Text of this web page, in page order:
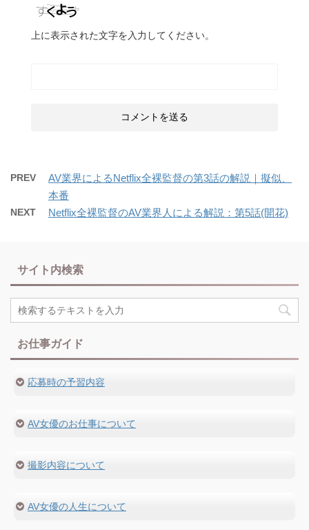
上に表示された文字を入力してください。
PREV
AV業界によるNetflix全裸監督の第3話の解説｜擬似、
本番
NEXT Netflix全裸監督のAV業界人による解説：第5話(開花)
サイト内検索
お仕事ガイド
応募時の予習内容
出演方法・出演前の確認事項
採用条件・求められる人物像
法律・コンプライアンス
AV女優のお仕事について
仕事内容の詳細
ギャラの相場
撮影内容について
撮影方法
撮影場所
AV女優の人生について